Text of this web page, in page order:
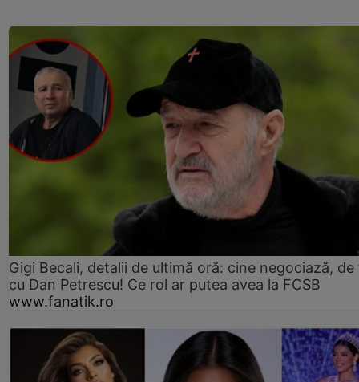
Gigi Becali, detalii de ultimă oră: cine negociază,
cu Dan Petrescu! Ce rol ar putea avea la FCSB
www.fanatik.ro